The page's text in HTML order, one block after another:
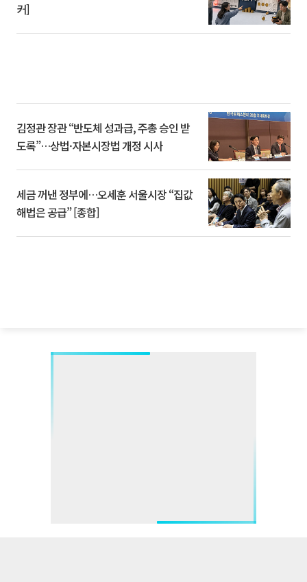
커]
김정관 장관 “반도체 성과급, 주총 승인 받
도록”…상법·자본시장법 개정 시사
세금 꺼낸 정부에…오세훈 서울시장 “집값
해법은 공급” [종합]